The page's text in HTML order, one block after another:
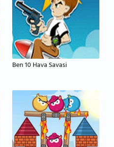
Ben 10 Hava Savasi